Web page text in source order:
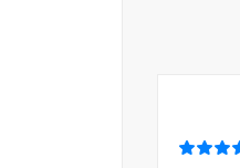
면역거부반
“실패는 가장
“예상 밖의 결